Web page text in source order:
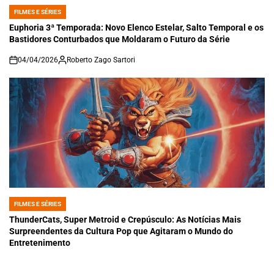
POSTED
IN
FILMES E SÉRIES
Euphoria 3ª Temporada: Novo Elenco Estelar, Salto Temporal e os
Bastidores Conturbados que Moldaram o Futuro da Série
on
04/04/2026 Roberto Zago Sartori
POSTED
IN
FILMES E SÉRIES
ThunderCats, Super Metroid e Crepúsculo: As Notícias Mais
Surpreendentes da Cultura Pop que Agitaram o Mundo do
Entretenimento